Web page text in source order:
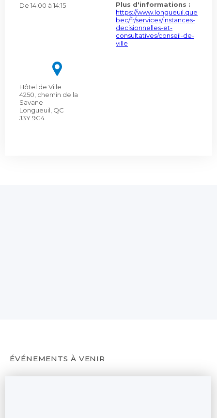
De 14:00 à 14:15
Plus d'informations :
https://www.longueuil.que
bec/fr/services/instances-
decisionnelles-et-
consultatives/conseil-de-
ville
Hôtel de Ville
4250, chemin de la
Savane
Longueuil, QC
J3Y 9G4
ÉVÉNEMENTS À VENIR